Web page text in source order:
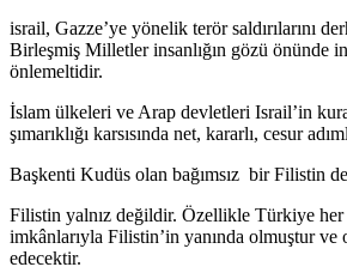
israil, Gazze’ye yönelik terör saldırılarını
Birleşmiş Milletler insanlığın gözü önünde
önlemeltidir.
İslam ülkeleri ve Arap devletleri Israil’in
şımarıklığı karsısında net, kararlı, cesur
Başkenti Kudüs olan bağımsız bir Filistin
Filistin yalnız değildir. Özellikle Türkiye her
imkânlarıyla Filistin’in yanında olmuştur ve
edecektir.